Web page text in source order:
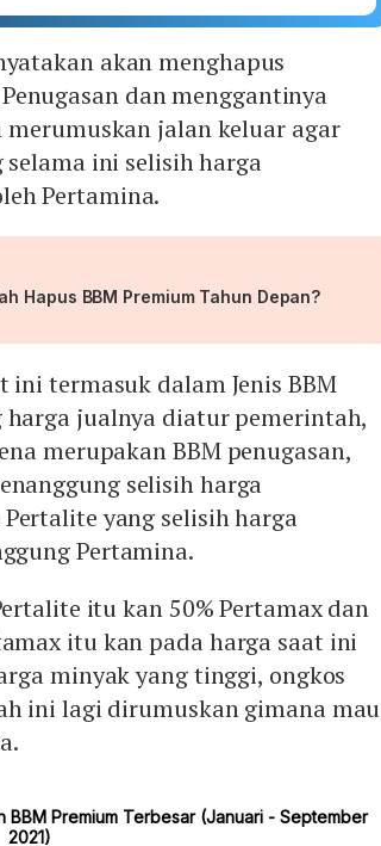
akan menghapus
dan menggantinya
jalan keluar agar
ini selisih harga
Pertamina.
Hapus BBM Premium Tahun Depan?
termasuk dalam Jenis BBM
harga jualnya diatur pemerintah,
merupakan BBM penugasan,
selisih harga
yang selisih harga
Pertamina.
itu kan 50% Pertamax dan
itu kan pada harga saat ini
minyak yang tinggi, ongkos
ini lagi dirumuskan gimana mau